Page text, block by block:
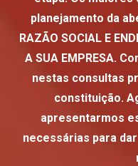
planejamento da
RAZÃO SOCIAL E
A SUA EMPRESA.
nestas consultas
constituição.
apresentarmos
necessárias para